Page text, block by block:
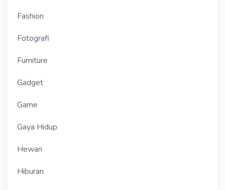
Fashion
Fotografi
Furniture
Gadget
Game
Gaya Hidup
Hewan
Hiburan